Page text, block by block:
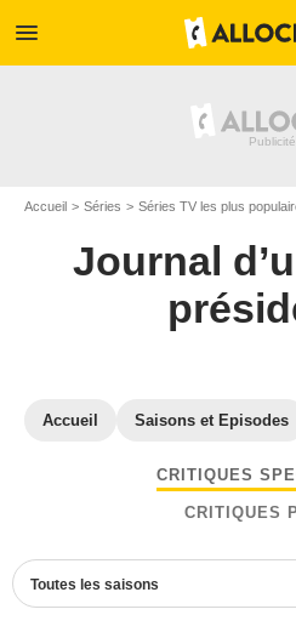
menu
Accueil Séries Séries TV les plus
Journal
Accueil Saisons et Episodes
CRITIQUES
CRITIQUES
Toutes les saisons